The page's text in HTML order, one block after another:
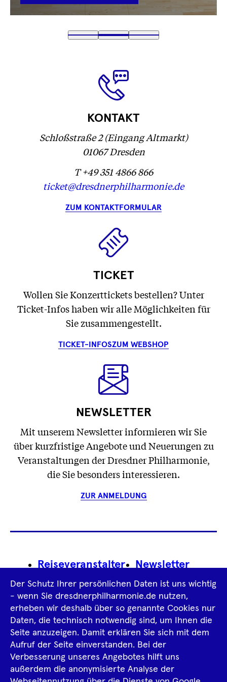
VERLINKUNG
Text
1
Text
2
(
...
Text
3
KONTAKT
Schloßstraße 2 (Eingang Altmarkt)
01067 Dresden
T +49 351 4866 866
ticket@dresdnerphilharmonie.de
ZUM KONTAKTFORMULAR
TICKET
Wollen Sie Konzerttickets bestellen? Unter
Ticket-Infos haben wir alle Möglichkeiten für
Sie zusammengestellt.
TICKET-INFOSZUM WEBSHOP
NEWSLETTER
Mit unserem Newsletter informieren wir Sie
über kurzfristige Angebote und Neuerungen zu
Veranstaltungen der Dresdner Philharmonie,
die Sie besonders interessieren.
ZUR ANMELDUNG
Footer
Reiseveranstalter Newsletter
Impressum
Datenschutz­information AGB
Intern
TiktokFacebook
Instagram
SpotifyYouTube
Der Schutz Ihrer persönlichen Daten ist uns wichtig
- wenn Sie dresdnerphilharmonie.de nutzen,
erheben wir deshalb über so genannte Cookies nur
Daten, die technisch notwendig sind, um Ihnen die
Seite anzuzeigen. Damit erklären Sie sich mit dem
Aufruf der Seite einverstanden. Bei der
Verbesserung unseres Angebotes hilft uns
außerdem die anonymisierte Analyse der